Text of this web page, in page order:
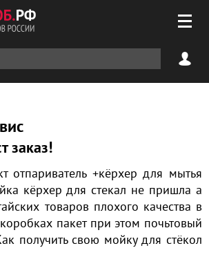
заказ!
отпариватель +кёрхер для мытья
кёрхер для стекал не пришла а
товаров плохого качества в
пакет при этом почьтовый
получить свою мойку для стёкол